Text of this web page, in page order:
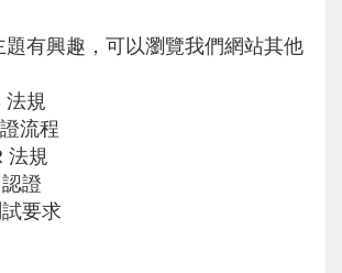
題有興趣，可以瀏覽我們網站其他
法規
流程
法規
證
要求